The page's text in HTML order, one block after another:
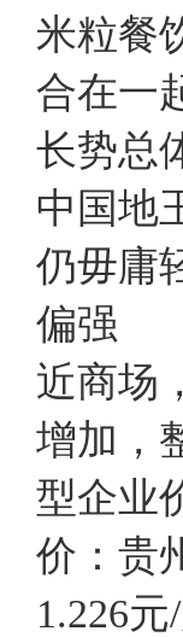
米粒餐
合在一
长势总
中国地
仍毋
偏强 4
近商场
增加，
型企业
价：贵
1.226